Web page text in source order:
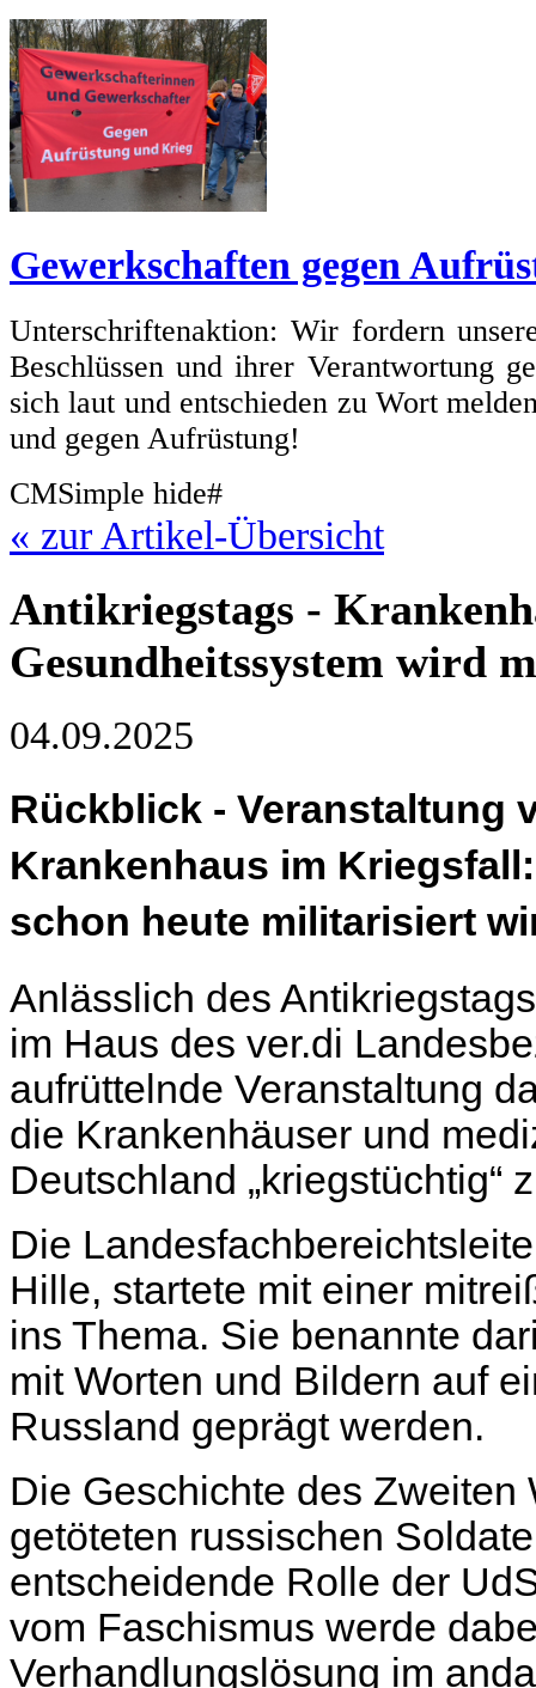
Gewerkschaften gegen
Unterschriftenaktion: Wir fordern
Beschlüssen und ihrer Verantwortung
sich laut und entschieden zu Wort
und gegen Aufrüstung!
CMSimple hide#
« zur Artikel-Übersicht
Antikriegstags -
Gesundheitssystem wird
04.09.2025
Rückblick - Veranstaltung
Krankenhaus im
schon heute militarisiert
Anlässlich des
im Haus des ver.di
aufrüttelnde Veranstaltung
die Krankenhäuser und
Deutschland „kriegstüchtig“
Die
Hille, startete mit einer
ins Thema. Sie benannte
mit Worten und Bildern auf
Russland geprägt werden.
Die Geschichte des
getöteten russischen
entscheidende Rolle der
vom Faschismus werde
Verhandlungslösung im